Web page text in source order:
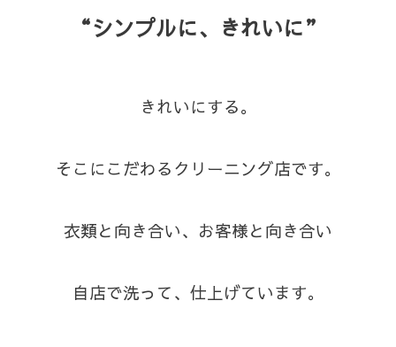
“シンプルに、きれいに”
きれいにする。
そこにこだわるクリーニング店です。
衣類と向き合い、お客様と向き合い
自店で洗って、仕上げています。